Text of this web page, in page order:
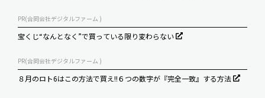
PR(合同会社デジタルファーム )
宝くじ“なんとなく”で買っている限り変わらない
PR(合同会社デジタルファーム )
８月のロト6はこの方法で買え!!６つの数字が『完全一致』する方法